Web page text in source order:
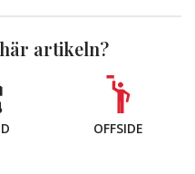
artikeln?
OFFSIDE